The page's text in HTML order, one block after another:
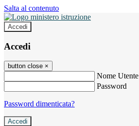
Salta al contenuto
Accedi
Accedi
button close ×
Nome Utente
Password
Password dimenticata?